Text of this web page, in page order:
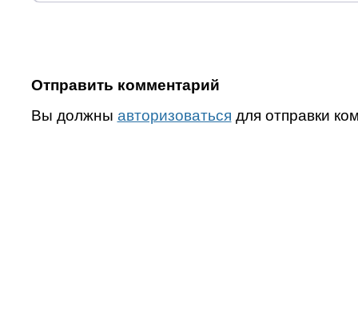
Отправить комментарий
Вы должны авторизоваться для отправки